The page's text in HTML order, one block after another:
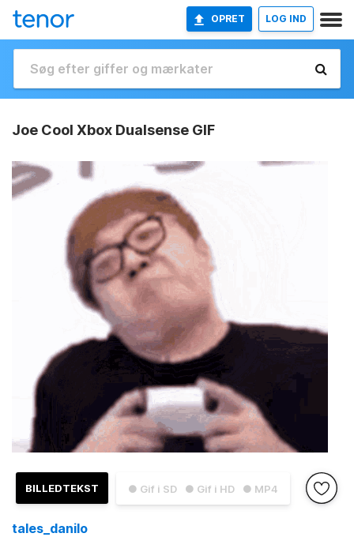
OPRET LOG IND
Joe Cool Xbox Dualsense GIF
● Gif i SD ● Gif i HD ● MP4
BILLEDTEKST
tales_danilo